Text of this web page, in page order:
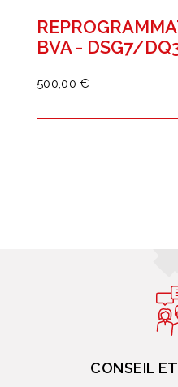
BVA - DSG7/
500,00 €
CONSEIL